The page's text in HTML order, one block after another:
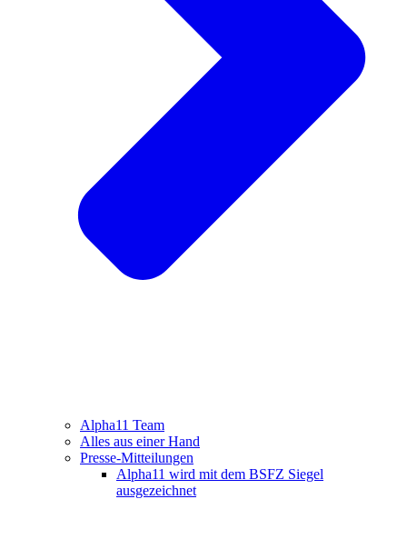
Alpha11 Team
Alles aus einer Hand
Presse-Mitteilungen
Alpha11 wird mit dem BSFZ Siegel
ausgezeichnet